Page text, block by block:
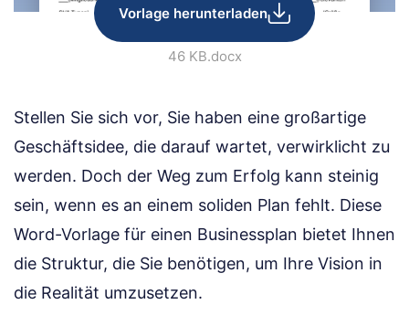
Vorlage herunterladen
46 KB.docx
Stellen Sie sich vor, Sie haben eine großartige
Geschäftsidee, die darauf wartet, verwirklicht zu
werden. Doch der Weg zum Erfolg kann steinig
sein, wenn es an einem soliden Plan fehlt. Diese
Word-Vorlage für einen Businessplan bietet Ihnen
die Struktur, die Sie benötigen, um Ihre Vision in
die Realität umzusetzen.